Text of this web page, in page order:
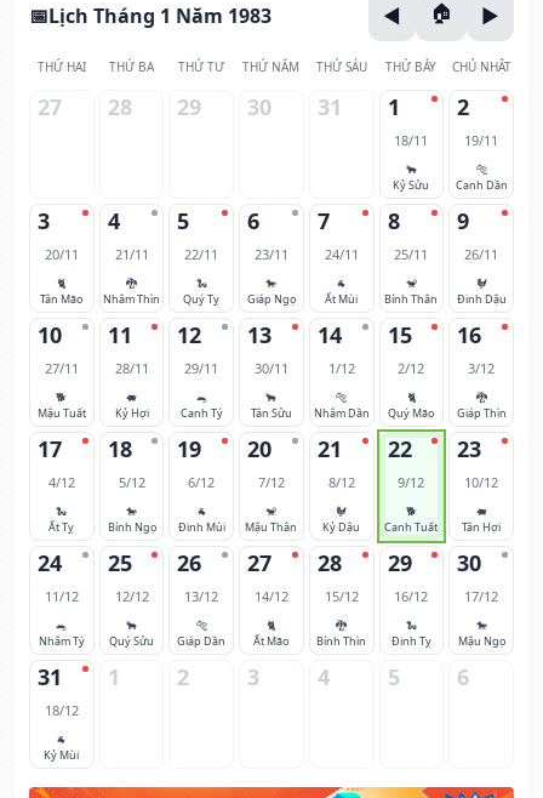
Lịch Tháng 1 Năm 1983
THỨ HAI THỨ BA THỨ TƯ THỨ NĂM THỨ SÁU THỨ BẢY CHỦ NHẬT
27 28 29 30 31 1
18/11
🐂
Kỷ Sửu
2
19/11
🐅
Canh Dần
3
20/11
🐈
Tân Mão
4
21/11
🐉
Nhâm Thìn
5
22/11
🐍
Quý Tỵ
6
23/11
🐎
Giáp Ngọ
7
24/11
🐐
Ất Mùi
8
25/11
🐒
Bính Thân
9
26/11
🐓
Đinh Dậu
10
27/11
🐕
Mậu Tuất
11
28/11
🐖
Kỷ Hợi
12
29/11
🐀
Canh Tý
13
30/11
🐂
Tân Sửu
14
1/12
🐅
Nhâm Dần
15
2/12
🐈
Quý Mão
16
3/12
🐉
Giáp Thìn
17
4/12
🐍
Ất Tỵ
18
5/12
🐎
Bính Ngọ
19
6/12
🐐
Đinh Mùi
20
7/12
🐒
Mậu Thân
21
8/12
🐓
Kỷ Dậu
22
9/12
🐕
Canh Tuất
23
10/12
🐖
Tân Hợi
24
11/12
🐀
Nhâm Tý
25
12/12
🐂
Quý Sửu
26
13/12
🐅
Giáp Dần
27
14/12
🐈
Ất Mão
28
15/12
🐉
Bính Thìn
29
16/12
🐍
Đinh Tỵ
30
17/12
🐎
Mậu Ngọ
31
18/12
🐐
Kỷ Mùi
1 2 3 4 5 6